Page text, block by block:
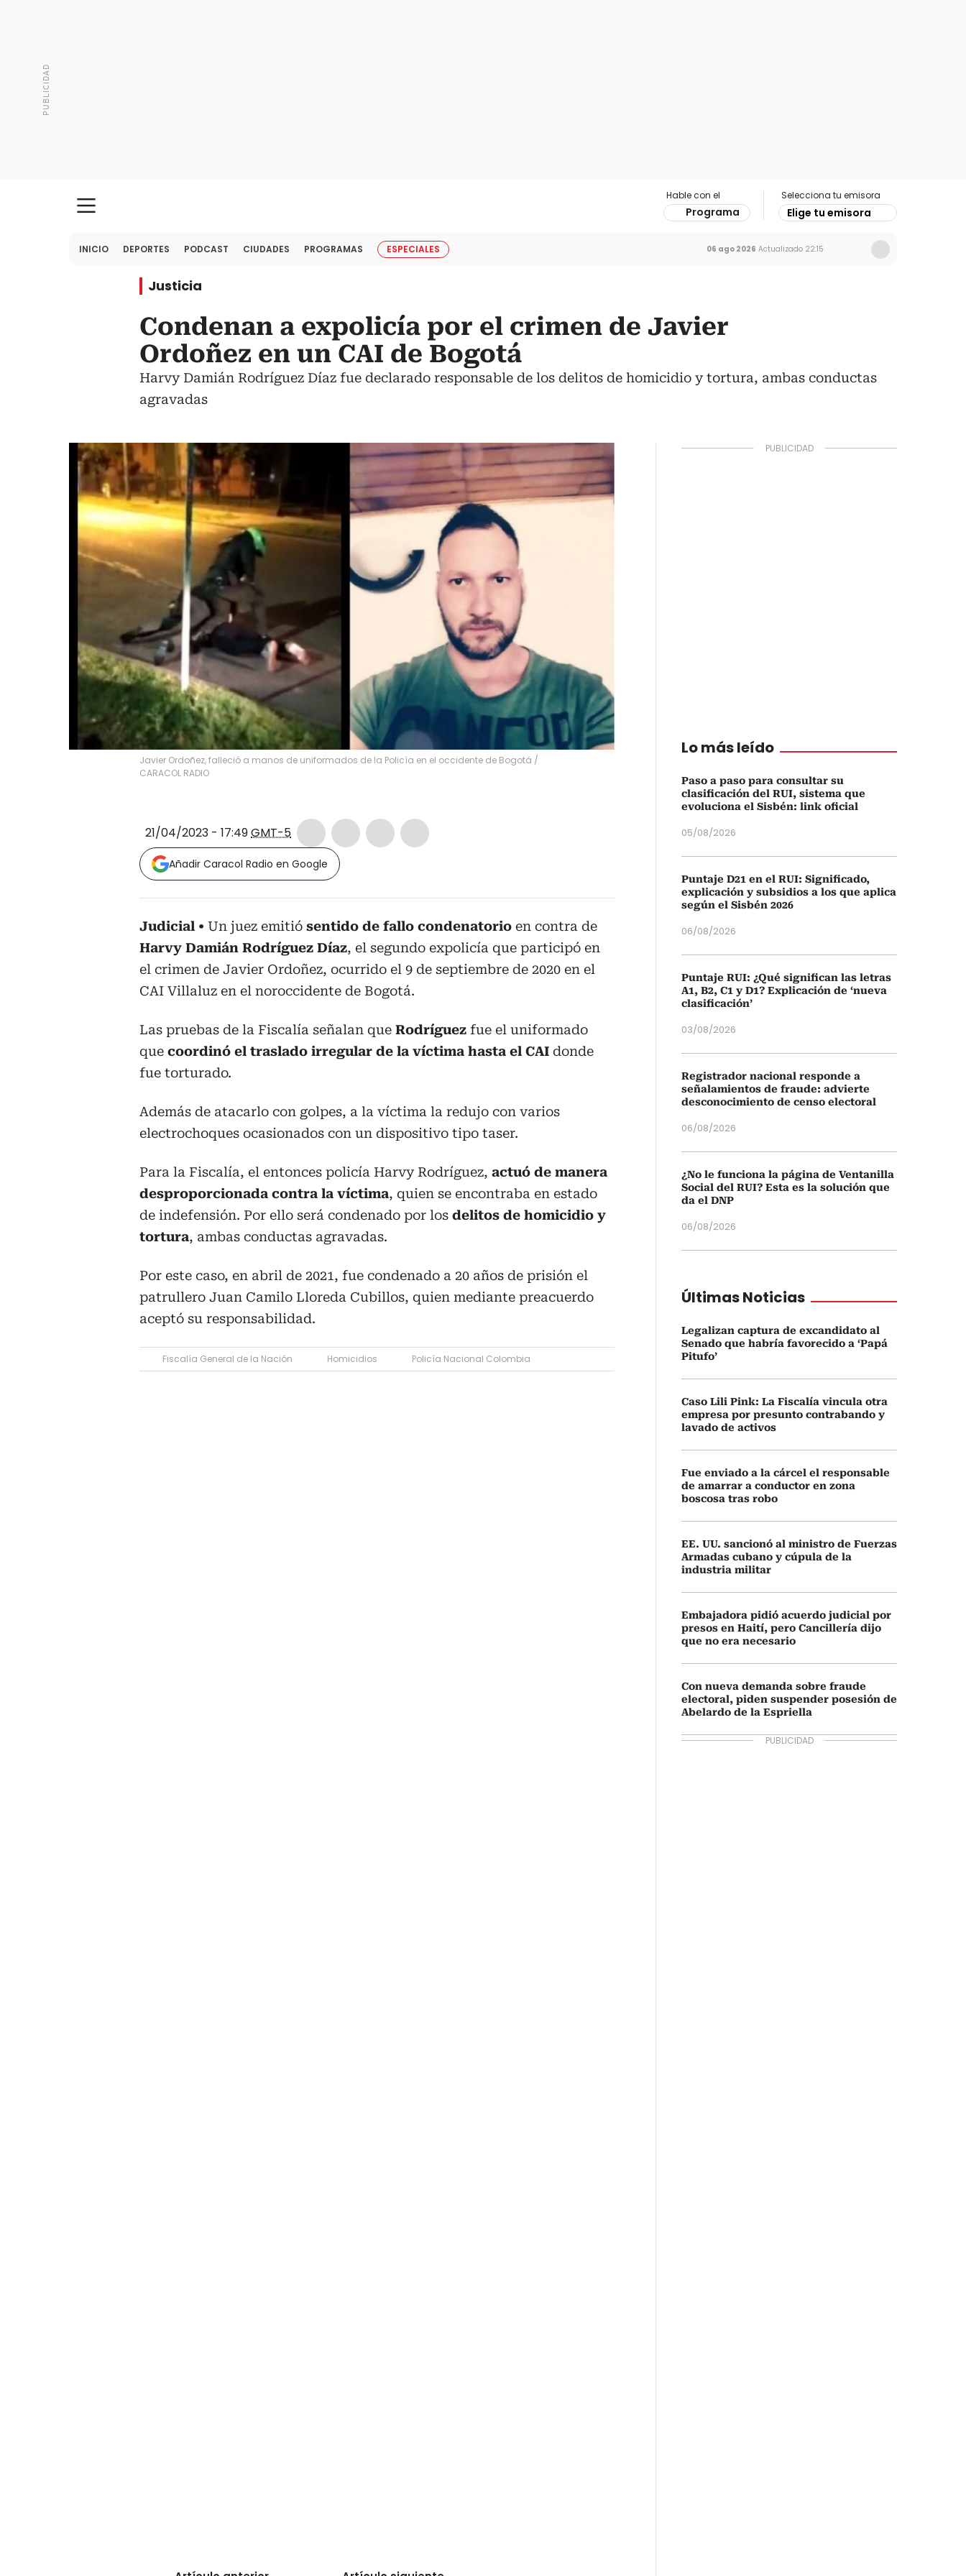
Hable con el
Programa
Selecciona tu emisora
Elige tu emisora
INICIO DEPORTES PODCAST CIUDADES PROGRAMAS ESPECIALES 06 ago 2026 Actualizado 22:15
Justicia
Condenan a expolicía por el crimen de Javier
Ordoñez en un CAI de Bogotá
Harvy Damián Rodríguez Díaz fue declarado responsable de los delitos de homicidio y tortura, ambas conductas
agravadas
Javier Ordoñez, falleció a manos de uniformados de la Policía en el occidente de Bogotá /
CARACOL RADIO
21/04/2023 - 17:49GMT-5
Añadir Caracol Radio en Google
Judicial Un juez emitió sentido de fallo condenatorio en contra de
Harvy Damián Rodríguez Díaz, el segundo expolicía que participó en
el crimen de Javier Ordoñez, ocurrido el 9 de septiembre de 2020 en el
CAI Villaluz en el noroccidente de Bogotá.
Las pruebas de la Fiscalía señalan que Rodríguez fue el uniformado
que coordinó el traslado irregular de la víctima hasta el CAI donde
fue torturado.
Además de atacarlo con golpes, a la víctima la redujo con varios
electrochoques ocasionados con un dispositivo tipo taser.
Para la Fiscalía, el entonces policía Harvy Rodríguez, actuó de manera
desproporcionada contra la víctima, quien se encontraba en estado
de indefensión. Por ello será condenado por los delitos de homicidio y
tortura, ambas conductas agravadas.
Por este caso, en abril de 2021, fue condenado a 20 años de prisión el
patrullero Juan Camilo Lloreda Cubillos, quien mediante preacuerdo
aceptó su responsabilidad.
Fiscalía General de la Nación Homicidios Policía Nacional Colombia
Lo más leído
Paso a paso para consultar su
clasificación del RUI, sistema que
evoluciona el Sisbén: link oficial
05/08/2026
Puntaje D21 en el RUI: Significado,
explicación y subsidios a los que aplica
según el Sisbén 2026
06/08/2026
Puntaje RUI: ¿Qué significan las letras
A1, B2, C1 y D1? Explicación de ‘nueva
clasificación’
03/08/2026
Registrador nacional responde a
señalamientos de fraude: advierte
desconocimiento de censo electoral
06/08/2026
¿No le funciona la página de Ventanilla
Social del RUI? Esta es la solución que
da el DNP
06/08/2026
Últimas Noticias
Legalizan captura de excandidato al
Senado que habría favorecido a ‘Papá
Pitufo’
Caso Lili Pink: La Fiscalía vincula otra
empresa por presunto contrabando y
lavado de activos
Fue enviado a la cárcel el responsable
de amarrar a conductor en zona
boscosa tras robo
EE. UU. sancionó al ministro de Fuerzas
Armadas cubano y cúpula de la
industria militar
Embajadora pidió acuerdo judicial por
presos en Haití, pero Cancillería dijo
que no era necesario
Con nueva demanda sobre fraude
electoral, piden suspender posesión de
Abelardo de la Espriella